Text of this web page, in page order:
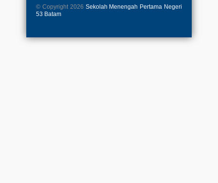
© Copyright 2026 Sekolah Menengah Pertama Negeri
53 Batam